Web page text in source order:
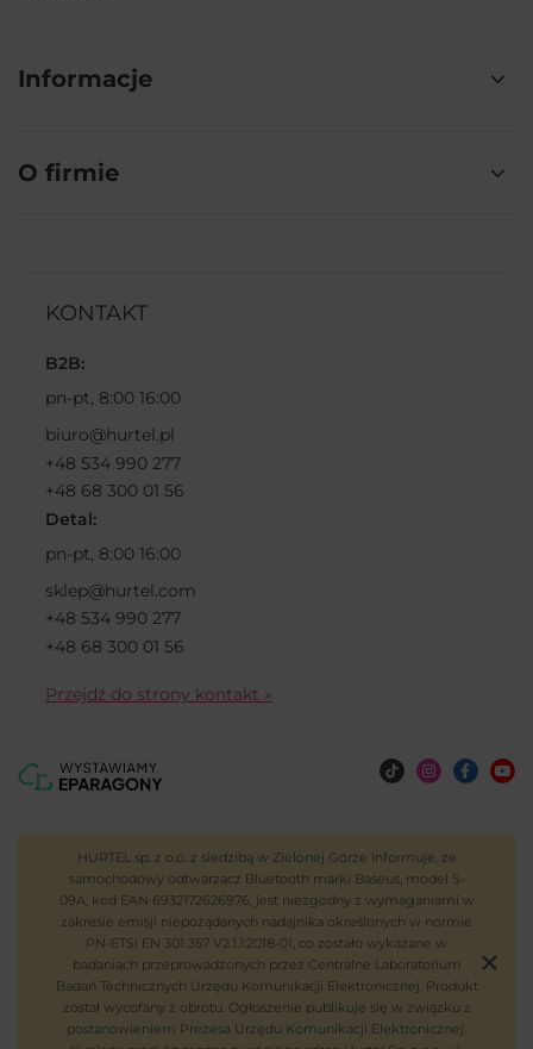
Informacje
O firmie
KONTAKT
B2B:
pn-pt, 8:00 16:00
biuro@hurtel.pl
+48 534 990 277
+48 68 300 01 56
Detal:
pn-pt, 8:00 16:00
sklep@hurtel.com
+48 534 990 277
+48 68 300 01 56
Przejdź do strony kontakt »
HURTEL sp. z o.o. z siedzibą w Zielonej Górze informuje, że
samochodowy odtwarzacz Bluetooth marki Baseus, model S-
09A, kod EAN 6932172626976, jest niezgodny z wymaganiami w
zakresie emisji niepożądanych nadajnika określonych w normie
PN-ETSI EN 301 357 V2.1.1:2018-01, co zostało wykazane w
badaniach przeprowadzonych przez Centralne Laboratorium
Badań Technicznych Urzędu Komunikacji Elektronicznej. Produkt
został wycofany z obrotu. Ogłoszenie publikuje się w związku z
postanowieniem Prezesa Urzędu Komunikacji Elektronicznej.